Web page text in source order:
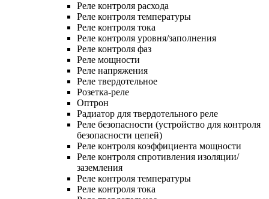
Реле контроля расхода
Реле контроля температуры
Реле контроля тока
Реле контроля уровня/заполнения
Реле контроля фаз
Реле мощности
Реле напряжения
Реле твердотельное
Розетка-реле
Оптрон
Радиатор для твердотельного реле
Реле безопасности (устройство для контроля
безопасности цепей)
Реле контроля коэффициента мощности
Реле контроля спротивления изоляции/
заземления
Реле контроля температуры
Реле контроля тока